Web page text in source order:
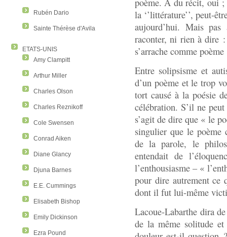
Rubén Dario
Sainte Thérèse d'Avila
ETATS-UNIS
Amy Clampitt
Arthur Miller
Charles Olson
Charles Reznikoff
Cole Swensen
Conrad Aiken
Diane Glancy
Djuna Barnes
E.E. Cummings
Elisabeth Bishop
Emily Dickinson
Ezra Pound
la ‘’littérature’’, peut-
aujourd’hui. Mais
raconter, ni rien à dire
s’arrache comme
Entre solipsisme et
d’un poème et le trop
tort causé à la poésie
célébration. S’il ne
s’agit de dire que « le
singulier que le poème
de la parole, le
entendait de
l’enthousiasme – «
pour dire autrement ce
dont il fut lui-même
Lacoue-Labarthe dira
de la même solitude